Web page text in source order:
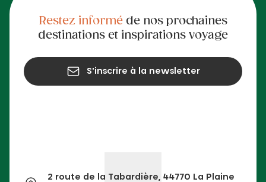
2 route de la Tabardière, 44770 La Plaine
Restez informéde nos prochaines
destinations et inspirations voyage
S'inscrire à la newsletter